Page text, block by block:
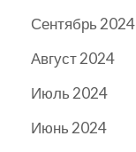
Сентябрь 2024
Август 2024
Июль 2024
Июнь 2024